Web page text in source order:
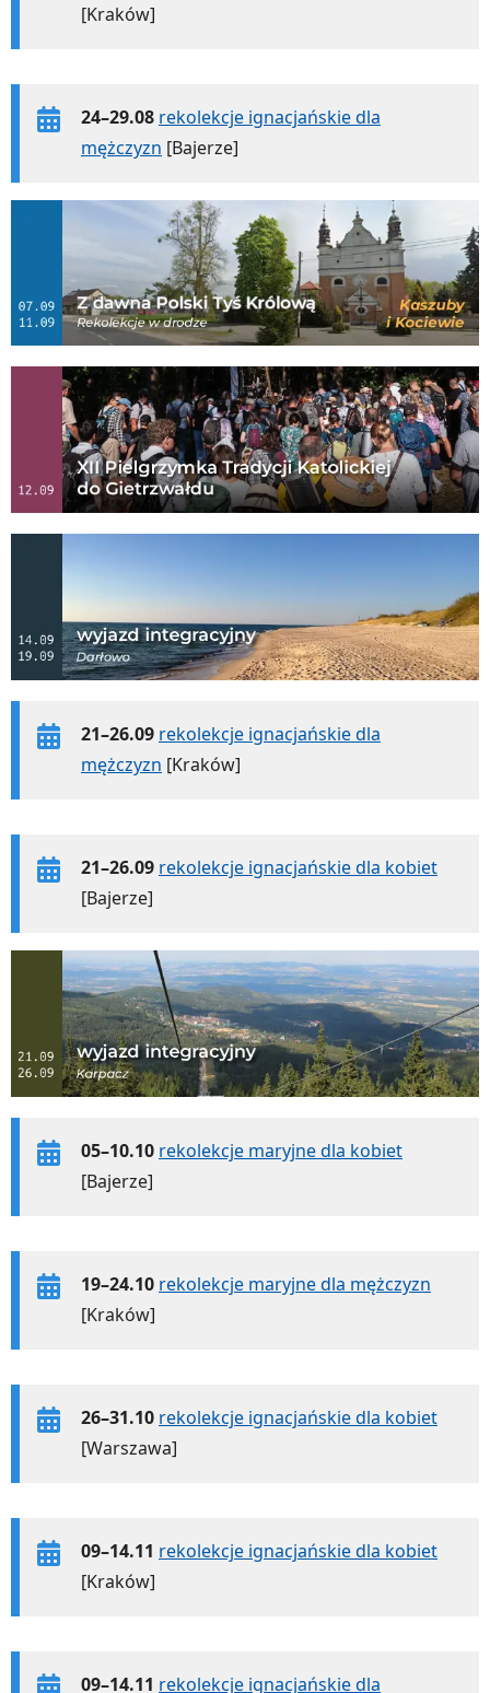
[Kraków]
24–29.08 rekolekcje ignacjańskie dla
mężczyzn [Bajerze]
21–26.09 rekolekcje ignacjańskie dla
mężczyzn [Kraków]
21–26.09 rekolekcje ignacjańskie dla kobiet
[Bajerze]
05–10.10 rekolekcje maryjne dla kobiet
[Bajerze]
19–24.10 rekolekcje maryjne dla mężczyzn
[Kraków]
26–31.10 rekolekcje ignacjańskie dla kobiet
[Warszawa]
09–14.11 rekolekcje ignacjańskie dla kobiet
[Kraków]
09–14.11 rekolekcje ignacjańskie dla